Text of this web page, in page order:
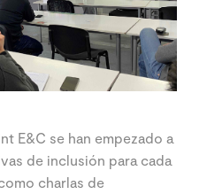
E&C se han empezado a
de inclusión para cada
charlas de